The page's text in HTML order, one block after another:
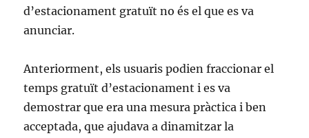
d’estacionament gratuït no és el que es va
anunciar.
Anteriorment, els usuaris podien fraccionar el
temps gratuït d’estacionament i es va
demostrar que era una mesura pràctica i ben
acceptada, que ajudava a dinamitzar la